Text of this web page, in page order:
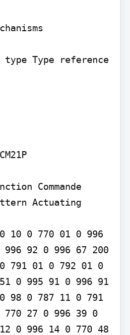
type Type reference
Commande
Actuating
10 0 770 01 0 996
92 0 996 67 200
791 01 0 792 01 0
0 995 91 0 996 91
98 0 787 11 0 791
770 27 0 996 39 0
0 996 14 0 770 48